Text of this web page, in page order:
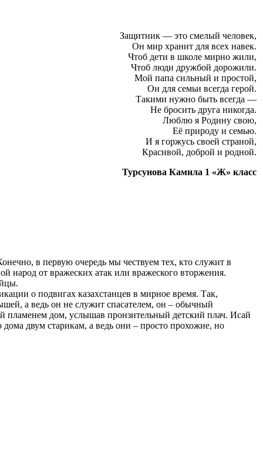
Защитник — это смелый человек,
Он мир хранит для всех навек.
Чтоб дети в школе мирно жили,
Чтоб люди дружбой дорожили.
Мой папа сильный и простой,
Он для семьи всегда герой.
Такими нужно быть всегда —
Не бросить друга никогда.
Люблю я Родину свою,
Её природу и семью.
И я горжусь своей страной,
Красивой, доброй и родной.
Турсунова Камила 1 «Ж» класс
в первую очередь мы чествуем тех, кто служит в
народ от вражеских атак или вражеского вторжения.
о подвигах казахстанцев в мирное время. Так,
а ведь он не служит спасателем, он – обычный
пламенем дом, услышав пронзительный детский плач. Исай
двум старикам, а ведь они – просто прохожие, но